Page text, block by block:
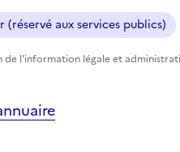
aux services publics)
de l'information légale et